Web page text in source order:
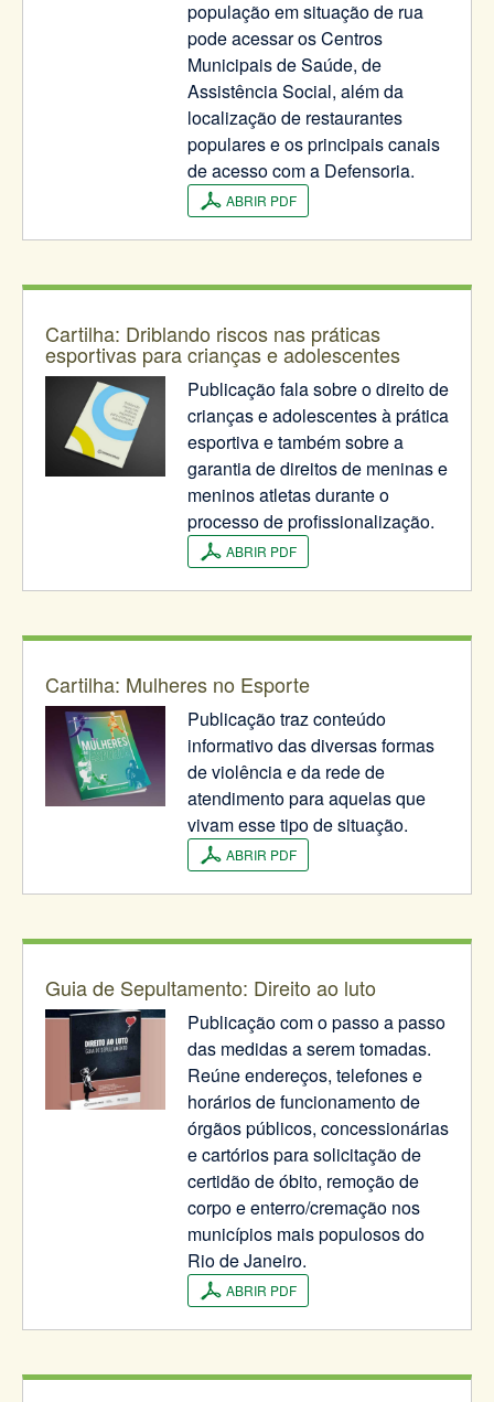
população em situação de rua
pode acessar os Centros
Municipais de Saúde, de
Assistência Social, além da
localização de restaurantes
populares e os principais canais
de acesso com a Defensoria.
ABRIR PDF
Cartilha: Driblando riscos nas práticas
esportivas para crianças e adolescentes
Publicação fala sobre o direito de
crianças e adolescentes à prática
esportiva e também sobre a
garantia de direitos de meninas e
meninos atletas durante o
processo de profissionalização.
ABRIR PDF
Cartilha: Mulheres no Esporte
Publicação traz conteúdo
informativo das diversas formas
de violência e da rede de
atendimento para aquelas que
vivam esse tipo de situação.
ABRIR PDF
Guia de Sepultamento: Direito ao luto
Publicação com o passo a passo
das medidas a serem tomadas.
Reúne endereços, telefones e
horários de funcionamento de
órgãos públicos, concessionárias
e cartórios para solicitação de
certidão de óbito, remoção de
corpo e enterro/cremação nos
municípios mais populosos do
Rio de Janeiro.
ABRIR PDF